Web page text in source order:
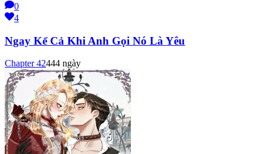
0
4
Ngay Kể Cả Khi Anh Gọi Nó Là Yêu
Chapter42444 ngày